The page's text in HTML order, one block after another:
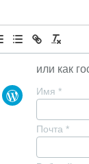
или как
Имя *
Почта *